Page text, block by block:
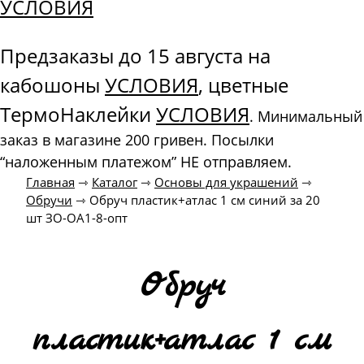
УСЛОВИЯ
Предзаказы до 15 августа на
кабошоны УСЛОВИЯ, цветные
ТермоНаклейки УСЛОВИЯ. Минимальный
заказ в магазине 200 гривен. Посылки
“наложенным платежом” НЕ отправляем.
Главная ⇾ Каталог⇾ Основы для украшений ⇾
Обручи ⇾ Обруч пластик+атлас 1 см синий за 20
шт ЗО-ОА1-8-опт
Обруч
пластик+атлас 1 см